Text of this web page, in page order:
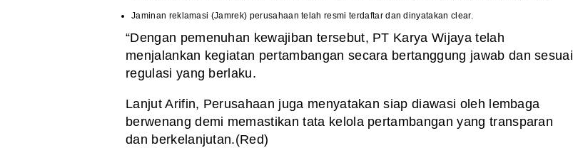
Jaminan reklamasi (Jamrek) perusahaan telah resmi terdaftar dan dinyatakan clear.
“Dengan pemenuhan kewajiban tersebut, PT Karya Wijaya telah
menjalankan kegiatan pertambangan secara bertanggung jawab dan sesuai
regulasi yang berlaku.
Lanjut Arifin, Perusahaan juga menyatakan siap diawasi oleh lembaga
berwenang demi memastikan tata kelola pertambangan yang transparan
dan berkelanjutan.(Red)